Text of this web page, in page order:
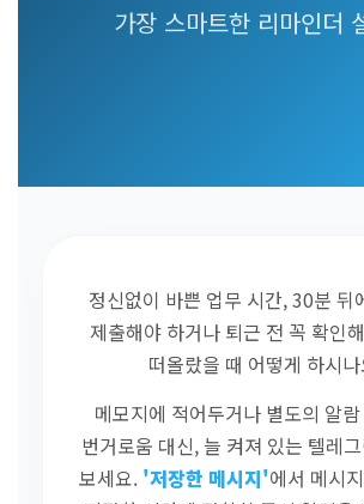
가장 스마트한 리마인더
정신없이 바쁜 업무 시간, 30분 뒤
제출해야 하거나 퇴근 전 꼭 확인
떠올랐을 때 어떻게 하시
메모지에 적어두거나 별도의 알
번거로움 대신, 늘 켜져 있는 텔레
보세요. '저장한 메시지'에서 메시